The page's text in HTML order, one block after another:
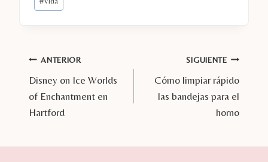
de
Navegación
de
entradas
ANTERIOR
Disney on Ice Worlds
of Enchantment en
Hartford
SIGUIENTE
Cómo limpiar rápido
las bandejas para el
horno